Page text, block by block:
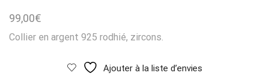
99,00€
Collier en argent 925 rodhié, zircons.
Ajouter à la liste d’envies